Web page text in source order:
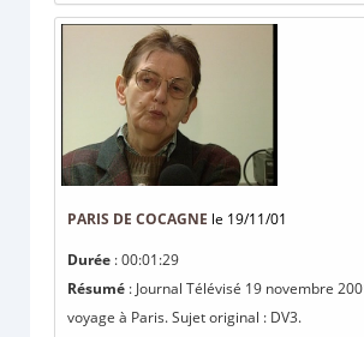
PARIS DE COCAGNE le 19/11/01
Durée : 00:01:29
Résumé : Journal Télévisé 19 novembre
voyage à Paris. Sujet original : DV3.